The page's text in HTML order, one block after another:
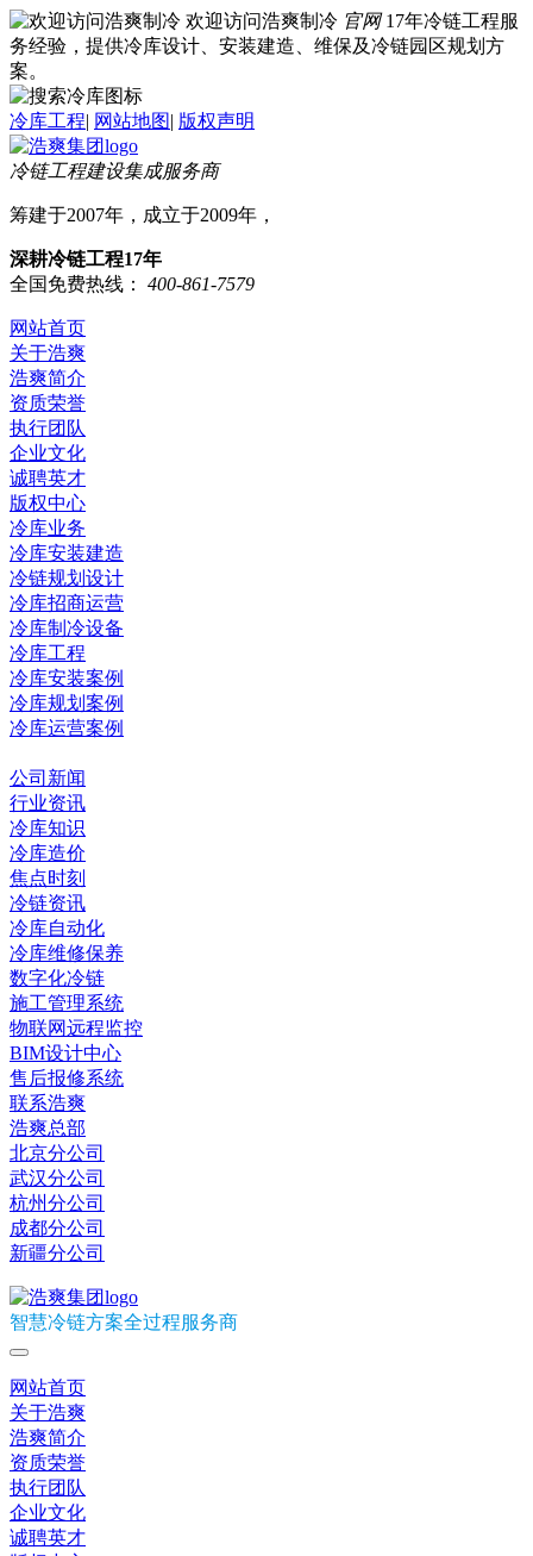
欢迎访问浩爽制冷 官网 17年冷链工程服
务经验，提供冷库设计、安装建造、维保及冷链园区规划方
案。
冷库工程| 网站地图| 版权声明
冷链工程建设集成服务商
筹建于2007年，成立于2009年，
深耕冷链工程17年
全国免费热线：
400-861-7579
网站首页
关于浩爽
浩爽简介
资质荣誉
执行团队
企业文化
诚聘英才
版权中心
冷库业务
冷库安装建造
冷链规划设计
冷库招商运营
冷库制冷设备
冷库工程
冷库安装案例
冷库规划案例
冷库运营案例
公司新闻
行业资讯
冷库知识
冷库造价
焦点时刻
冷链资讯
冷库自动化
冷库维修保养
数字化冷链
施工管理系统
物联网远程监控
BIM设计中心
售后报修系统
联系浩爽
浩爽总部
北京分公司
武汉分公司
杭州分公司
成都分公司
新疆分公司
智慧冷链方案全过程服务商
网站首页
关于浩爽
浩爽简介
资质荣誉
执行团队
企业文化
诚聘英才